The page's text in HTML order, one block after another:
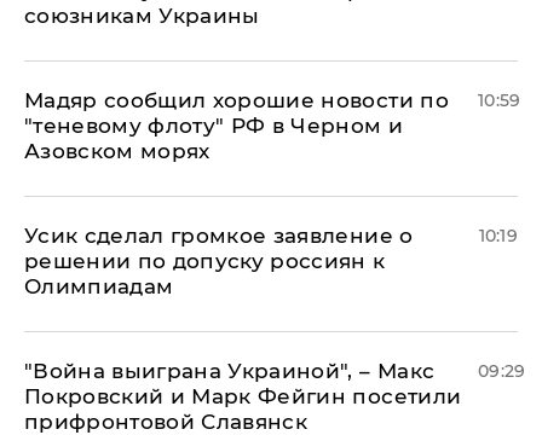
союзникам Украины
Мадяр сообщил хорошие новости по
"теневому флоту" РФ в Черном и
Азовском морях
10:59
Усик сделал громкое заявление о
решении по допуску россиян к
Олимпиадам
10:19
"Война выиграна Украиной", – Макс
Покровский и Марк Фейгин посетили
прифронтовой Славянск
09:29